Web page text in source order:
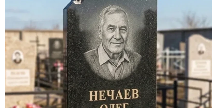
Памятники из мрамора
Элитные памятники
Резные памятники
Мемориальные комплексы
Памятники с полноформатным фото
Склеп
Cкульптуры ангел